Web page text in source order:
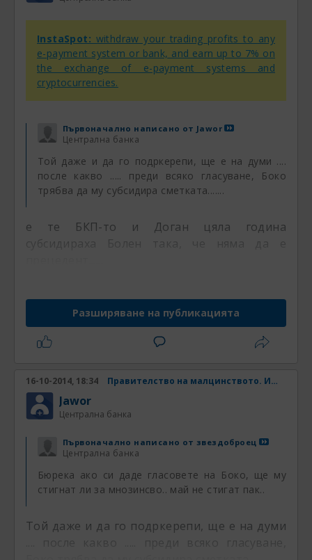
InstaSpot: withdraw your trading profits to any
e-payment system or bank, and earn up to 7% on
the exchange of e-payment systems and
cryptocurrencies.
Първоначално написано от Jawor
Централна банка
Той даже и да го подркерепи, ще е на думи ....
после какво ..... преди всяко гласуване, Боко
трябва да му субсидира сметката.......
е те БКП-то и Доган цяла година
субсидираха Болен така, че няма да е
Разширяване на публикацията
16-10-2014, 18:34 Правителство на малцинството. Има ли шанс? Част 4
Jawor
Централна банка
Първоначално написано от звездоброец
Централна банка
Бюрека ако си даде гласовете на Боко, ще му
стигнат ли за мнозинсво.. май не стигат пак..
Той даже и да го подркерепи, ще е на думи